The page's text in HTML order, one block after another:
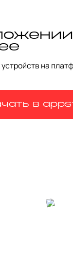
фильмов с
сама
прогулку на
на
в